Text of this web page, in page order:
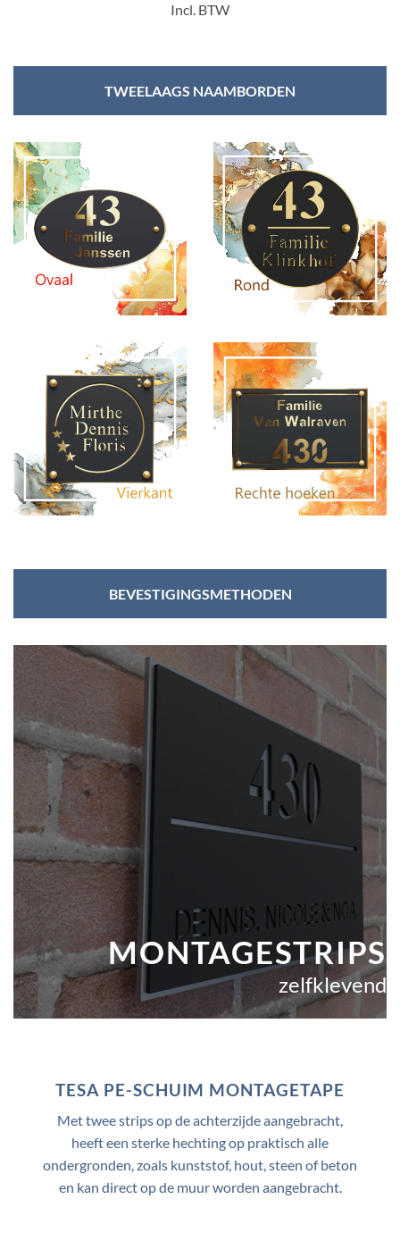
Incl. BTW
TWEELAAGS NAAMBORDEN
BEVESTIGINGSMETHODEN
MONTAGESTRIPS
zelfklevend
TESA PE-SCHUIM MONTAGETAPE
Met twee strips op de achterzijde aangebracht,
heeft een sterke hechting op praktisch alle
ondergronden, zoals kunststof, hout, steen of beton
en kan direct op de muur worden aangebracht.